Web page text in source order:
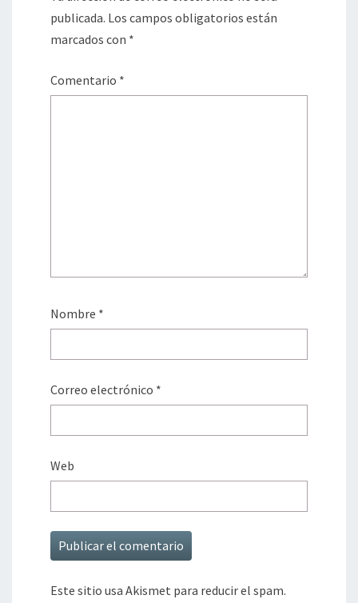
publicada. Los campos obligatorios están
marcados con *
Comentario *
Nombre *
Correo electrónico *
Web
Este sitio usa Akismet para reducir el spam.